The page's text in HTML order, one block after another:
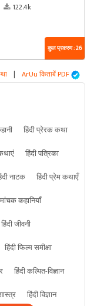
122.4k
कुल प्रकरण : 26
| ArUu किताबें PDF
हिंदी प्रेरक कथा
हिंदी पत्रिका
नाटक
हिंदी प्रेम कथाएँ
कहानियाँ
हिंदी जीवनी
हिंदी फिल्म समीक्षा
हिंदी कल्पित-विज्ञान
हिंदी विज्ञान